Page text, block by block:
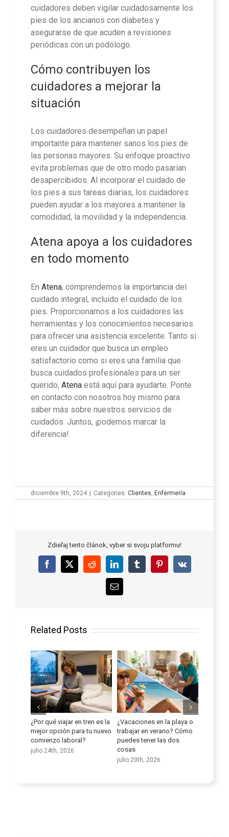
cuidadores deben vigilar cuidadosamente los
pies de los ancianos con diabetes y
asegurarse de que acuden a revisiones
periódicas con un podólogo.
Cómo contribuyen los
cuidadores a mejorar la
situación
Los cuidadores desempeñan un papel
importante para mantener sanos los pies de
las personas mayores. Su enfoque proactivo
evita problemas que de otro modo pasarían
desapercibidos. Al incorporar el cuidado de
los pies a sus tareas diarias, los cuidadores
pueden ayudar a los mayores a mantener la
comodidad, la movilidad y la independencia.
Atena apoya a los cuidadores
en todo momento
En Atena, comprendemos la importancia del
cuidado integral, incluido el cuidado de los
pies. Proporcionamos a los cuidadores las
herramientas y los conocimientos necesarios
para ofrecer una asistencia excelente. Tanto si
eres un cuidador que busca un empleo
satisfactorio como si eres una familia que
busca cuidados profesionales para un ser
querido, Atena está aquí para ayudarte. Ponte
en contacto con nosotros hoy mismo para
saber más sobre nuestros servicios de
cuidados. Juntos, ¡podemos marcar la
diferencia!
diciembre 9th, 2024 | Categories: Clientes Enfermería
Zdieľaj tento článok, vyber si svoju platformu!
Facebook
X RedditLinkedInTumblrPinterest
Vk
Email
Related Posts
tren es la
tu nuevo
¿Vacaciones en la playa o
trabajar en verano? Cómo
puedes tener las dos
cosas
Mejora tus habilidades
lingüísticas
julio 9th, 2026